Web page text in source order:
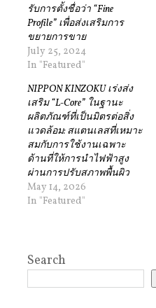
รับการตั้งชื่อว่า “Fine
Profile” เพื่อส่งเสริมการ
ขยายการขาย
July 25, 2024
In "Featured"
NIPPON KINZOKU เร่งส่ง
เสริม “L-Core” ในฐานะ
ผลิตภัณฑ์ที่เป็นมิตรต่อสิ่ง
แวดล้อม: สแตนเลสที่เหมาะ
สมกับการใช้งานเฉพาะ
ด้านที่ให้การนำไฟฟ้าสูง
ผ่านการปรับสภาพพื้นผิว
May 14, 2026
In "Featured"
Search